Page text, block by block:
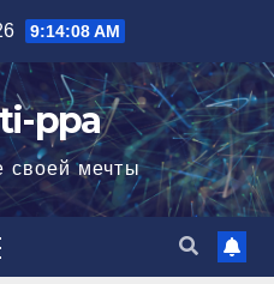
9:14:09 AM
ppa
своей мечты